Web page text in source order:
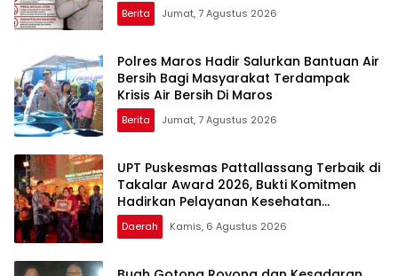
Berita Jumat, 7 Agustus 2026
Polres Maros Hadir Salurkan Bantuan Air
Bersih Bagi Masyarakat Terdampak
Krisis Air Bersih Di Maros
Berita Jumat, 7 Agustus 2026
UPT Puskesmas Pattallassang Terbaik di
Takalar Award 2026, Bukti Komitmen
Hadirkan Pelayanan Kesehatan
Berkualitas
Daerah Kamis, 6 Agustus 2026